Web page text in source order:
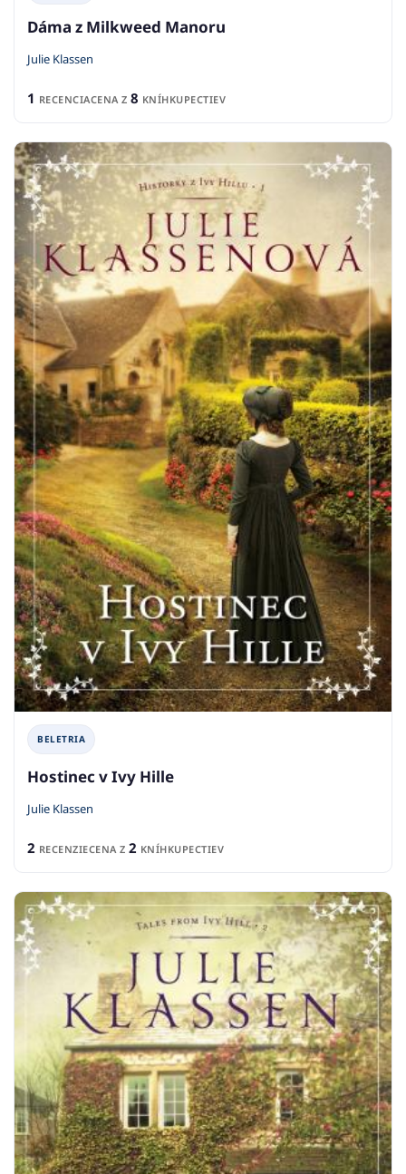
Dáma z Milkweed Manoru
Julie Klassen
1 RECENCIACENA Z 8 KNÍHKUPECTIEV
BELETRIA
Hostinec v Ivy Hille
Julie Klassen
2 RECENZIECENA Z 2 KNÍHKUPECTIEV